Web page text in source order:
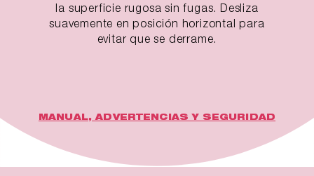
la superficie rugosa sin fugas. Desliza
suavemente en posición horizontal para
evitar que se derrame.
MANUAL, ADVERTENCIAS Y SEGURIDAD